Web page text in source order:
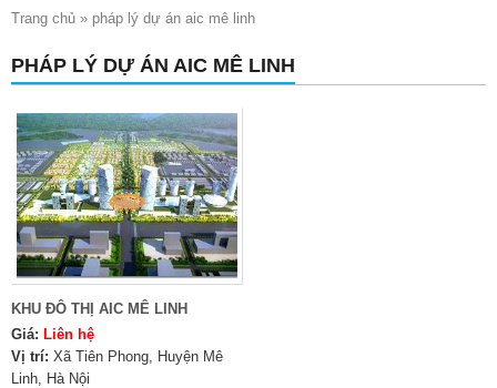
Trang chủ » pháp lý dự án aic mê linh
PHÁP LÝ DỰ ÁN AIC MÊ LINH
KHU ĐÔ THỊ AIC MÊ LINH
Giá: Liên hệ
Vị trí: Xã Tiên Phong, Huyện Mê
Linh, Hà Nội